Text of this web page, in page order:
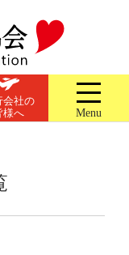
会社の
様へ
Menu